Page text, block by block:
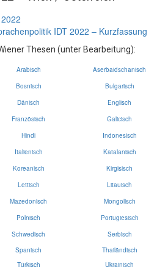
IDT 2022 – Kurzfassung
Thesen (unter Bearbeitung):
Arabisch
Aserbaidschanisch
Bosnisch
Bulgarisch
Dänisch
Englisch
Französisch
Galicisch
Hindi
Indonesisch
Italienisch
Katalanisch
Koreanisch
Kirgisisch
Lettisch
Litauisch
Mazedonisch
Mongolisch
Polnisch
Portugiesisch
Schwedisch
Serbisch
Spanisch
Thailändisch
Türkisch
Ukrainisch